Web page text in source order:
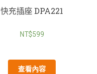
快充插座 DPA221
NT$599
查看內容